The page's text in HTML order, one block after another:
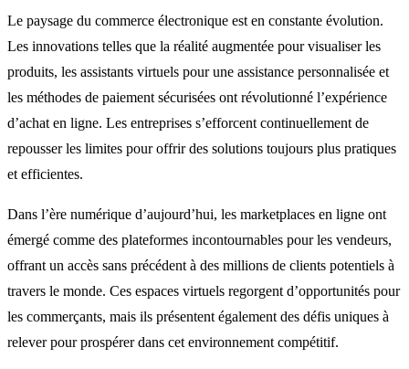
Le paysage du commerce électronique est en constante évolution.
Les innovations telles que la réalité augmentée pour visualiser les
produits, les assistants virtuels pour une assistance personnalisée et
les méthodes de paiement sécurisées ont révolutionné l’expérience
d’achat en ligne. Les entreprises s’efforcent continuellement de
repousser les limites pour offrir des solutions toujours plus pratiques
et efficientes.
Dans l’ère numérique d’aujourd’hui, les marketplaces en ligne ont
émergé comme des plateformes incontournables pour les vendeurs,
offrant un accès sans précédent à des millions de clients potentiels à
travers le monde. Ces espaces virtuels regorgent d’opportunités pour
les commerçants, mais ils présentent également des défis uniques à
relever pour prospérer dans cet environnement compétitif.